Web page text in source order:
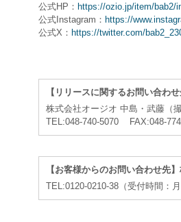
公式HP： https://ozio.jp/item/bab2/
公式Instagram： https://
公式X： https://twitter.com/
【リリースに関するお問い合わ
株式会社オージオ 中島・武藤（
TEL:048-740-5070 FAX:048-
【お客様からのお問い合わせ先
TEL:0120-0210-38（受付時間：